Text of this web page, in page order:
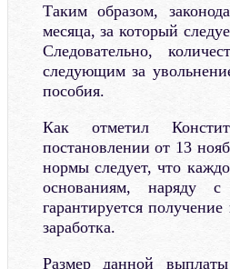
Таким образом,
месяца, за который
Следовательно,
следующим за
пособия.
Как отметил
постановлении от 13
нормы следует, что
основаниям, наряду
гарантируется
заработка.
Размер данной